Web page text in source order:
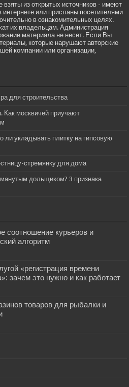
из открытых источников - имеют
или присланы посетителями
в ознакомительных целях.
их владельцам. Администрация
материала не несет. Если Вы
которые нарушают авторские
компании или организации,
для строительства
Как москвичей приучают
ли укладывать плитку на гипсовую
стремянку для дома
дольщиком? 3 признака
соотношение курьеров и
алгоритм
«регистрация времени
зачем это нужно и как работает
товаров для рыбалки и